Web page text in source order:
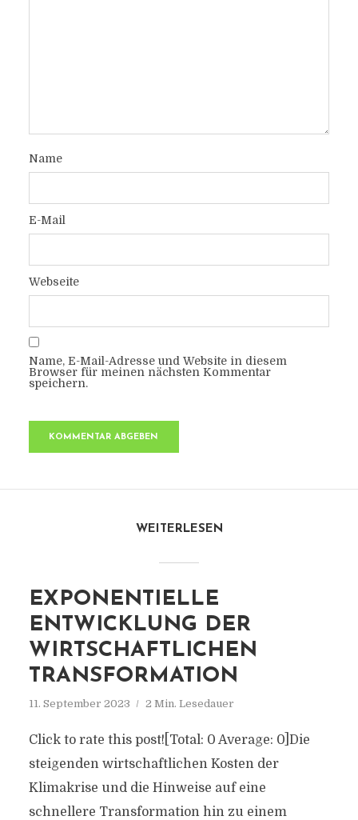
Name
E-Mail
Webseite
Name, E-Mail-Adresse und Website in diesem
Browser für meinen nächsten Kommentar
speichern.
WEITERLESEN
EXPONENTIELLE
ENTWICKLUNG DER
WIRTSCHAFTLICHEN
TRANSFORMATION
11. September 2023 2 Min. Lesedauer
Click to rate this post![Total: 0 Average: 0]Die
steigenden wirtschaftlichen Kosten der
Klimakrise und die Hinweise auf eine
schnellere Transformation hin zu einem